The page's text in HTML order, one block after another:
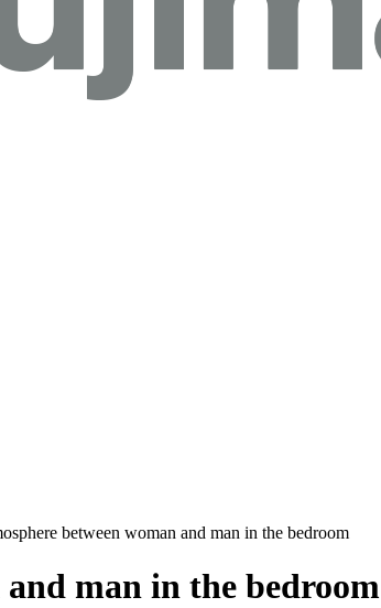
between woman and man in the bedroom
and man in the bedroom